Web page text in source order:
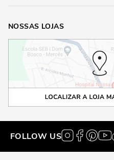
NOSSAS LOJAS
FOLLOW US